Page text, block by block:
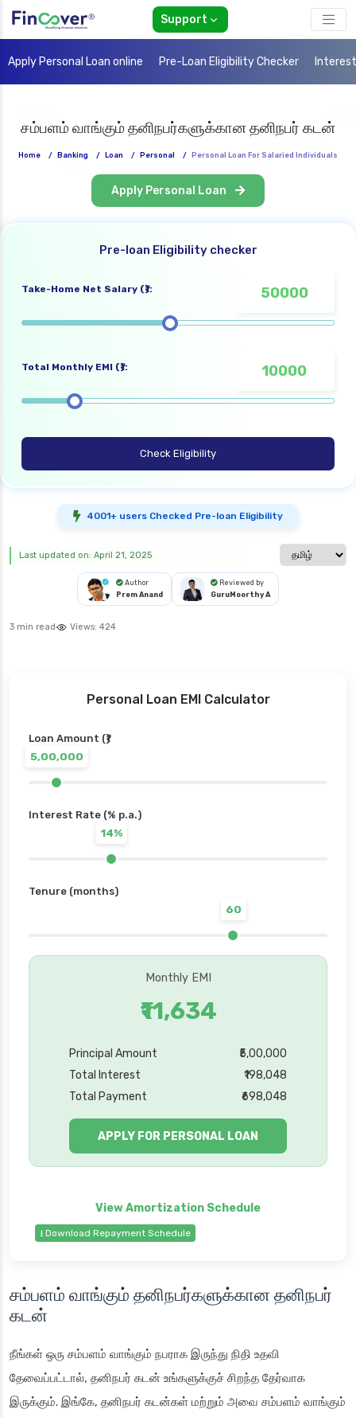
Support
Apply Personal Loan online Pre-Loan Eligibility Checker
சம்பளம் வாங்கும் தனிநபர்களுக்கான தனிநபர் கடன்
Home / Banking / Loan / Personal / Personal Loan For Salaried Individuals
Apply Personal Loan
Pre-loan Eligibility checker
Take-Home Net Salary (₹):
Total Monthly EMI (₹):
Check Eligibility
4001+ users Checked Pre-loan Eligibility
Select
Last updated on: April 21, 2025
Author
Prem Anand
Reviewed by
GuruMoorthy A
3 min read Views: 424
Personal Loan EMI Calculator
Loan Amount (₹)
5,00,000
Interest Rate (% p.a.)
14%
Tenure (months)
60
Monthly EMI
₹11,634
Principal Amount
₹5,00,000
Total Interest
₹198,048
Total Payment
₹698,048
APPLY FOR PERSONAL LOAN
⭳ Download Repayment Schedule
சம்பளம் வாங்கும் தனிநபர்களுக்கான தனிநபர்
கடன்
நீங்கள் ஒரு சம்பளம் வாங்கும் நபராக இருந்து நிதி உதவி
தேவைப்பட்டால், தனிநபர் கடன் உங்களுக்குச் சிறந்த தேர்வாக
இருக்கும். இங்கே, தனிநபர் கடன்கள் மற்றும் அவை சம்பளம் வாங்கும்